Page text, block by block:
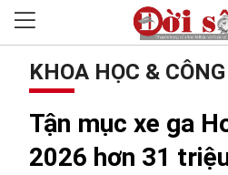
KHOA HỌC &
Tận mục xe ga
2026 hơn 31